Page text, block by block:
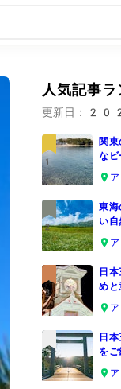
人気記事
更新日：
1
関
なビ
2
東
い
3
日
めと
4
日
をご